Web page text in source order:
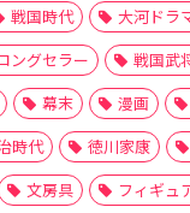
戦国時代 大河ドラ
ングセラー 戦国武
幕末 漫画
時代 徳川家康
文房具 フィギュ